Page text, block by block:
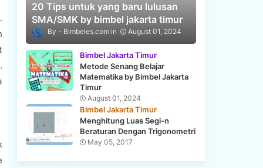
20 Tips untuk yang baru lulusan
SMA/SMK by bimbel jakarta timur
Bimbeles.com August 01, 2024
Bimbel Jakarta Timur
Metode Senang Belajar
Matematika by Bimbel Jakarta
Timur
August 01, 2024
Bimbel Jakarta Timur
Menghitung Luas Segi-n
Beraturan Dengan Trigonometri
May 05, 2017